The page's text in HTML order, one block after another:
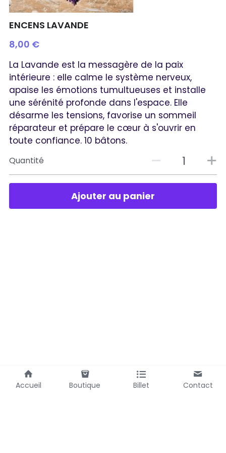
ENCENS LAVANDE
8,00 €
La Lavande est la messagère de la paix
intérieure : elle calme le système nerveux,
apaise les émotions tumultueuses et installe
une sérénité profonde dans l'espace. Elle
désarme les tensions, favorise un sommeil
réparateur et prépare le cœur à s'ouvrir en
toute confiance. 10 bâtons.
Quantité
Ajouter au panier
Accueil Boutique Billet Contact